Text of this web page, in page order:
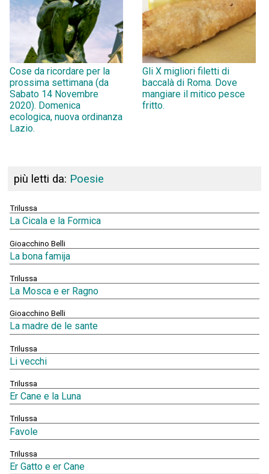
Cose da ricordare per la
prossima settimana (da
Sabato 14 Novembre
2020). Domenica
ecologica, nuova ordinanza
Lazio.
Gli X migliori filetti di
baccalà di Roma. Dove
mangiare il mitico pesce
fritto.
più letti da: Poesie
Trilussa
La Cicala e la Formica
Gioacchino Belli
La bona famija
Trilussa
La Mosca e er Ragno
Gioacchino Belli
La madre de le sante
Trilussa
Li vecchi
Trilussa
Er Cane e la Luna
Trilussa
Favole
Trilussa
Er Gatto e er Cane